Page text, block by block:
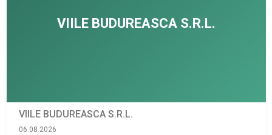
VIILE BUDUREASCA S.R.L.
06.08.2026